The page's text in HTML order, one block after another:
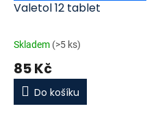
Valetol 12 tablet
Skladem (>5 ks)
85 Kč
Do košíku